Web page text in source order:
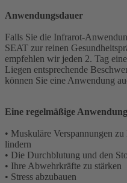
Anwendungsdauer
Falls Sie die Infrarot-
SEAT zur reinen
empfehlen wir jeden 2. Tag
Liegen entsprechende
können Sie eine Anwendung
Eine regelmäßige
• Muskuläre Verspannungen
lindern
• Die Durchblutung und den
• Ihre Abwehrkräfte zu stärken
• Stress abzubauen